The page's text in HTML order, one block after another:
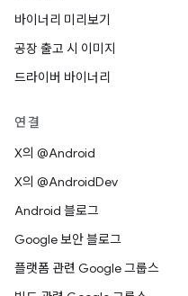
바이너리 미리보기
공장 출고 시 이미지
드라이버 바이너리
연결
X의 @Android
X의 @AndroidDev
Android 블로그
Google 보안 블로그
플랫폼 관련 Google 그룹스